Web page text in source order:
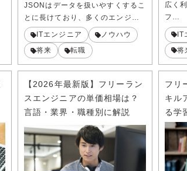
JSONはデータを扱いやすくするこ
とに長けており、多くのエンジ…
ITエンジニア
ノウハウ
将来
転職
広く
フ…
IT
将
【2026年最新版】フリーラン
スエンジニアの単価相場は？
言語・業界・職種別に解説
フリ
キル
る学